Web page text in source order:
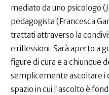
mediato da uno psicologo
pedagogista (Francesca
trattati attraverso la
e riflessioni. Sarà aperto a
figure di cura e a chiunque
semplicemente ascoltare i
spazio in cui l'ascolto è